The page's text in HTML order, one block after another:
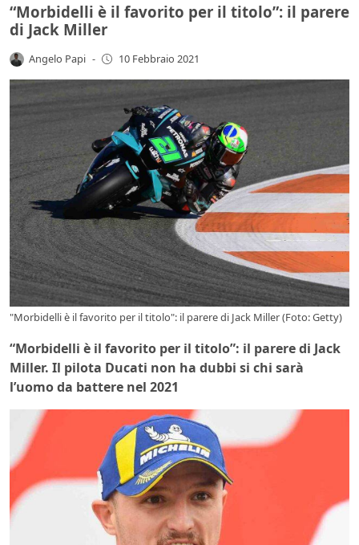
“Morbidelli è il favorito per il titolo”: il parere
di Jack Miller
Angelo Papi - 10 Febbraio 2021
"Morbidelli è il favorito per il titolo": il parere di Jack Miller (Foto: Getty)
“Morbidelli è il favorito per il titolo”: il parere di Jack
Miller. Il pilota Ducati non ha dubbi si chi sarà
l’uomo da battere nel 2021